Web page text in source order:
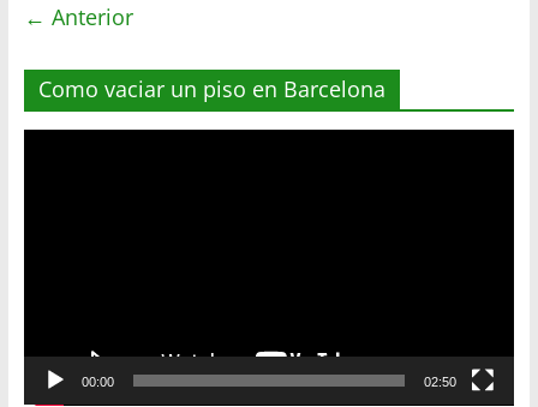
← Anterior
Como vaciar un piso en Barcelona
00:00 02:50